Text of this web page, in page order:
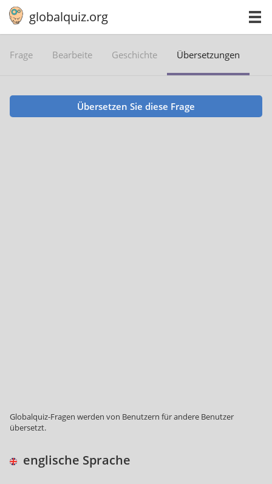
globalquiz.org
Frage Bearbeite Geschichte Übersetzungen
Übersetzen Sie diese Frage
Globalquiz-Fragen werden von Benutzern für andere Benutzer
übersetzt.
englische Sprache